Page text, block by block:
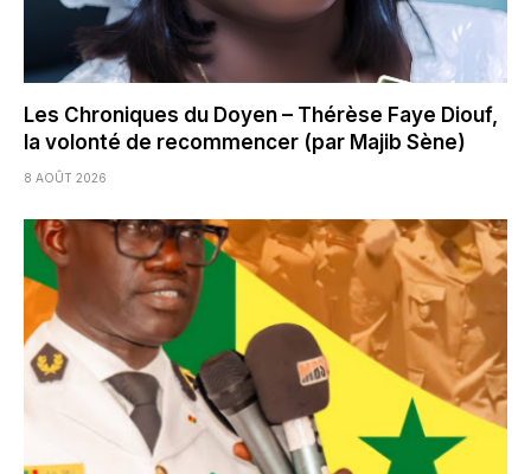
Les Chroniques du Doyen – Thérèse Faye Diouf,
la volonté de recommencer (par Majib Sène)
8 AOÛT 2026